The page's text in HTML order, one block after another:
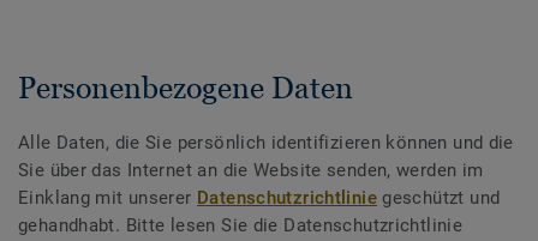
Personenbezogene Daten
Alle Daten, die Sie persönlich identifizieren können und die
Sie über das Internet an die Website senden, werden im
Einklang mit unserer Datenschutzrichtliniegeschützt und
gehandhabt. Bitte lesen Sie die Datenschutzrichtlinie